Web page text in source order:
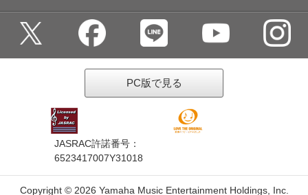
PC版で見る
JASRAC許諾番号：
6523417007Y31018
Copyright © 2026 Yamaha Music Entertainment Holdings, Inc.